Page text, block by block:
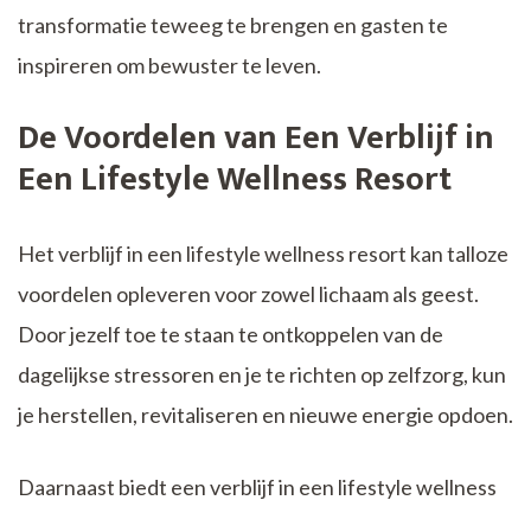
transformatie teweeg te brengen en gasten te
inspireren om bewuster te leven.
De Voordelen van Een Verblijf in
Een Lifestyle Wellness Resort
Het verblijf in een lifestyle wellness resort kan talloze
voordelen opleveren voor zowel lichaam als geest.
Door jezelf toe te staan ​​te ontkoppelen van de
dagelijkse stressoren en je te richten op zelfzorg, kun
je herstellen, revitaliseren en nieuwe energie opdoen.
Daarnaast biedt een verblijf in een lifestyle wellness